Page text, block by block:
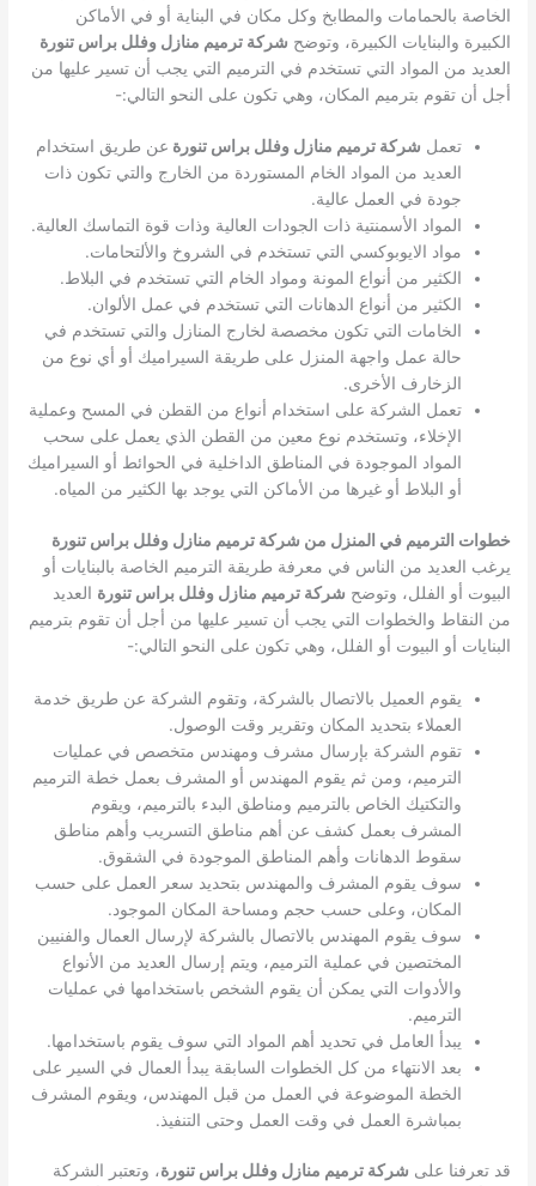
الخاصة بالحمامات والمطابخ وكل مكان في البناية أو في الأماكن
الكبيرة والبنايات الكبيرة، وتوضح شركة ترميم منازل وفلل براس تنورة
العديد من المواد التي تستخدم في الترميم التي يجب أن تسير عليها من
أجل أن تقوم بترميم المكان، وهي تكون على النحو التالي:-
تعمل شركة ترميم منازل وفلل براس تنورة عن طريق استخدام
العديد من المواد الخام المستوردة من الخارج والتي تكون ذات
جودة في العمل عالية.
المواد الأسمنتية ذات الجودات العالية وذات قوة التماسك العالية.
مواد الايوبوكسي التي تستخدم في الشروخ والألتحامات.
الكثير من أنواع المونة ومواد الخام التي تستخدم في البلاط.
الكثير من أنواع الدهانات التي تستخدم في عمل الألوان.
الخامات التي تكون مخصصة لخارج المنازل والتي تستخدم في
حالة عمل واجهة المنزل على طريقة السيراميك أو أي نوع من
الزخارف الأخرى.
تعمل الشركة على استخدام أنواع من القطن في المسح وعملية
الإخلاء، وتستخدم نوع معين من القطن الذي يعمل على سحب
المواد الموجودة في المناطق الداخلية في الحوائط أو السيراميك
أو البلاط أو غيرها من الأماكن التي يوجد بها الكثير من المياه.
خطوات الترميم في المنزل من شركة ترميم منازل وفلل براس تنورة
يرغب العديد من الناس في معرفة طريقة الترميم الخاصة بالبنايات أو
البيوت أو الفلل، وتوضح شركة ترميم منازل وفلل براس تنورة العديد
من النقاط والخطوات التي يجب أن تسير عليها من أجل أن تقوم بترميم
البنايات أو البيوت أو الفلل، وهي تكون على النحو التالي:-
يقوم العميل بالاتصال بالشركة، وتقوم الشركة عن طريق خدمة
العملاء بتحديد المكان وتقرير وقت الوصول.
تقوم الشركة بإرسال مشرف ومهندس متخصص في عمليات
الترميم، ومن ثم يقوم المهندس أو المشرف بعمل خطة الترميم
والتكتيك الخاص بالترميم ومناطق البدء بالترميم، ويقوم
المشرف بعمل كشف عن أهم مناطق التسريب وأهم مناطق
سقوط الدهانات وأهم المناطق الموجودة في الشقوق.
سوف يقوم المشرف والمهندس بتحديد سعر العمل على حسب
المكان، وعلى حسب حجم ومساحة المكان الموجود.
سوف يقوم المهندس بالاتصال بالشركة لإرسال العمال والفنيين
المختصين في عملية الترميم، ويتم إرسال العديد من الأنواع
والأدوات التي يمكن أن يقوم الشخص باستخدامها في عمليات
الترميم.
يبدأ العامل في تحديد أهم المواد التي سوف يقوم باستخدامها.
بعد الانتهاء من كل الخطوات السابقة يبدأ العمال في السير على
الخطة الموضوعة في العمل من قبل المهندس، ويقوم المشرف
بمباشرة العمل في وقت العمل وحتى التنفيذ.
قد تعرفنا على شركة ترميم منازل وفلل براس تنورة، وتعتبر الشركة